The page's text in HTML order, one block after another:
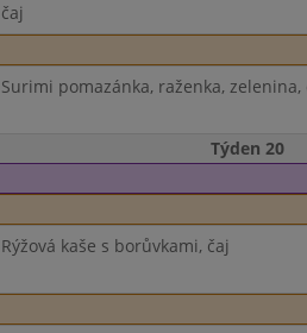
čaj
Surimi pomazánka, raženka, zelenina,
Týden 20
Rýžová kaše s borůvkami, čaj